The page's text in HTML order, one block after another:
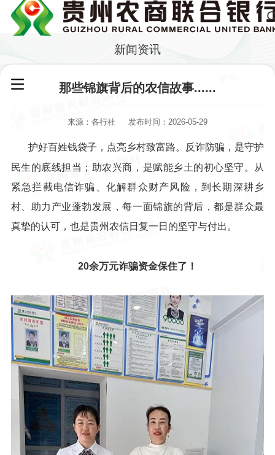
新闻资讯
那些锦旗背后的农信故事......
来源：各行社 发布时间：2026-05-29
护好百姓钱袋子，点亮乡村致富路。反诈防骗，是守护
民生的底线担当；助农兴商，是赋能乡土的初心坚守。从
紧急拦截电信诈骗、化解群众财产风险，到长期深耕乡
村、助力产业蓬勃发展，每一面锦旗的背后，都是群众最
真挚的认可，也是贵州农信日复一日的坚守与付出。
20余万元诈骗资金保住了！